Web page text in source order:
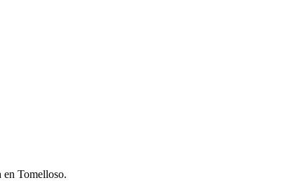
en Tomelloso.